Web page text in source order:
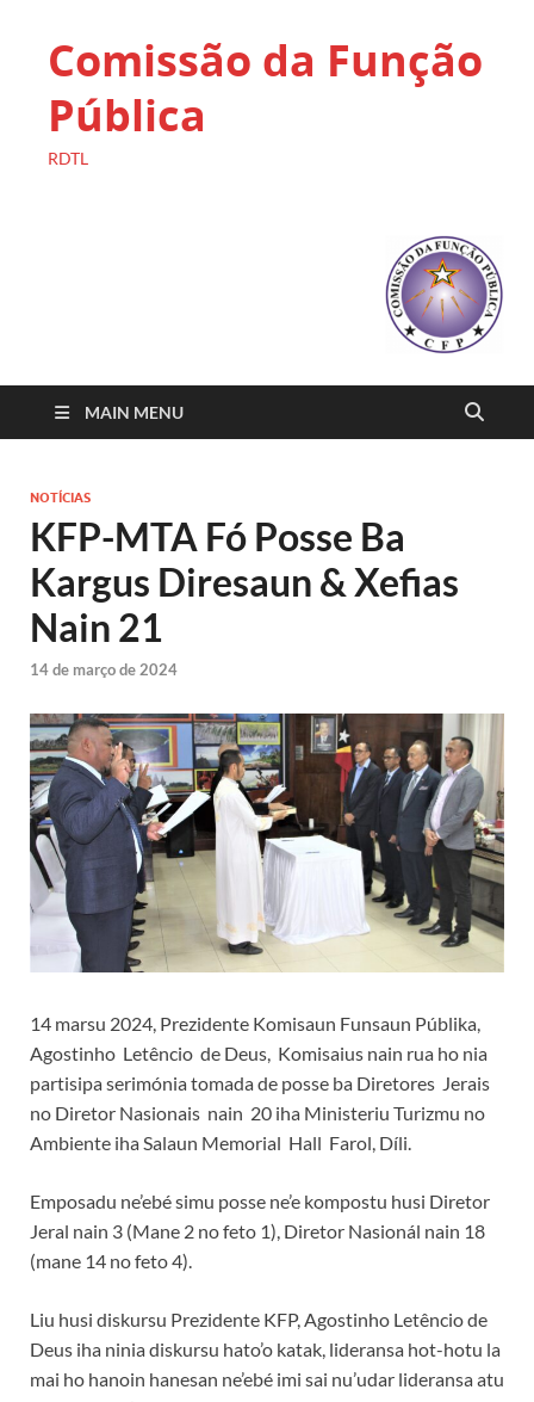
Comissão da Função
Pública
RDTL
MAIN MENU
NOTÍCIAS
KFP-MTA Fó Posse Ba
Kargus Diresaun & Xefias
Nain 21
14 de março de 2024
14 marsu 2024, Prezidente Komisaun Funsaun Públika,
Agostinho Letêncio de Deus, Komisaius nain rua ho nia
partisipa serimónia tomada de posse ba Diretores Jerais
no Diretor Nasionais nain 20 iha Ministeriu Turizmu no
Ambiente iha Salaun Memorial Hall Farol, Díli.
Emposadu ne’ebé simu posse ne’e kompostu husi Diretor
Jeral nain 3 (Mane 2 no feto 1), Diretor Nasionál nain 18
(mane 14 no feto 4).
Liu husi diskursu Prezidente KFP, Agostinho Letêncio de
Deus iha ninia diskursu hato’o katak, lideransa hot-hotu la
mai ho hanoin hanesan ne’ebé imi sai nu’udar lideransa atu